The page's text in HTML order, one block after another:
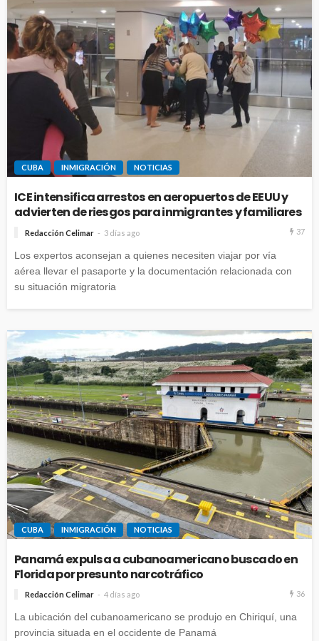
CUBA INMIGRACIÓN NOTICIAS
ICE intensifica arrestos en aeropuertos de EEUU y
advierten de riesgos para inmigrantes y familiares
Redacción Celimar 3 días ago 37
Los expertos aconsejan a quienes necesiten viajar por vía
aérea llevar el pasaporte y la documentación relacionada con
su situación migratoria
CUBA INMIGRACIÓN NOTICIAS
Panamá expulsa a cubanoamericano buscado en
Florida por presunto narcotráfico
Redacción Celimar 4 días ago 36
La ubicación del cubanoamericano se produjo en Chiriquí, una
provincia situada en el occidente de Panamá